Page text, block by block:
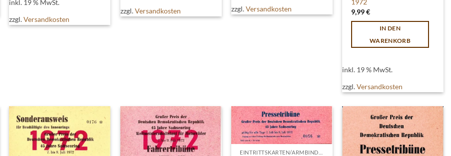
inkl. 19 % MwSt.
zzgl.Versandkosten
zzgl.Versandkosten zzgl.Versandkosten
1972
9,99€
IN DEN
WARENKORB
inkl. 19 % MwSt.
zzgl.Versandkosten